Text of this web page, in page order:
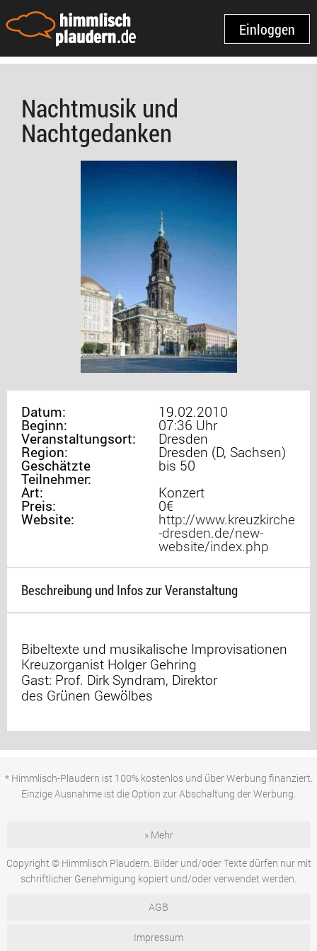
Einloggen
Nachtmusik und
Nachtgedanken
Datum: 19.02.2010
Beginn: 07:36 Uhr
Veranstaltungsort: Dresden
Region: Dresden (D, Sachsen)
Geschätzte
Teilnehmer:
bis 50
Art:
Konzert
Preis: 0€
Website: http://www.kreuzkirche
-dresden.de/new-
website/index.php
Beschreibung und Infos zur Veranstaltung
Bibeltexte und musikalische Improvisationen
Kreuzorganist Holger Gehring
Gast: Prof. Dirk Syndram, Direktor
des Grünen Gewölbes
* Himmlisch-Plaudern ist 100% kostenlos und über Werbung finanziert.
Einzige Ausnahme ist die Option zur Abschaltung der Werbung.
» Mehr
Copyright © Himmlisch Plaudern. Bilder und/oder Texte dürfen nur mit
schriftlicher Genehmigung kopiert und/oder verwendet werden.
AGB
Impressum